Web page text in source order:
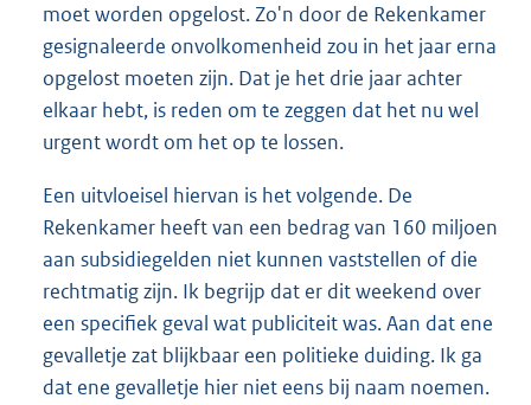
moet worden opgelost. Zo'n door de Rekenkamer
gesignaleerde onvolkomenheid zou in het jaar erna
opgelost moeten zijn. Dat je het drie jaar achter
elkaar hebt, is reden om te zeggen dat het nu wel
urgent wordt om het op te lossen.
Een uitvloeisel hiervan is het volgende. De
Rekenkamer heeft van een bedrag van 160 miljoen
aan subsidiegelden niet kunnen vaststellen of die
rechtmatig zijn. Ik begrijp dat er dit weekend over
een specifiek geval wat publiciteit was. Aan dat ene
gevalletje zat blijkbaar een politieke duiding. Ik ga
dat ene gevalletje hier niet eens bij naam noemen.